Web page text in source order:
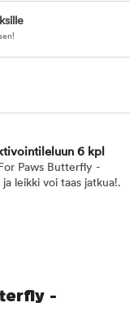
6 kpl
Paws Butterfly -
leikki voi taas jatkua!.
-